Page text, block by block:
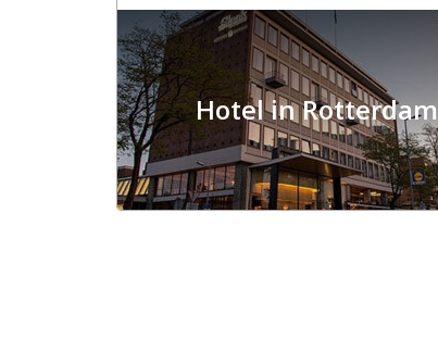
Hotel in Rotterdam